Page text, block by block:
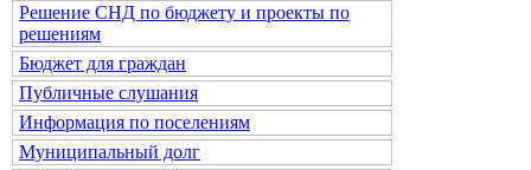
Решение СНД по бюджету и проекты по
решениям
Бюджет для граждан
Публичные слушания
Информация по поселениям
Муниципальный долг